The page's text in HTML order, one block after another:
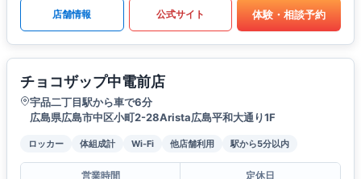
店舗情報 公式サイト 体験・相談予約
チョコザップ中電前店
宇品二丁目駅から車で6分
広島県広島市中区小町2-28Arista広島平和大通り1F
ロッカー 体組成計 Wi-Fi 他店舗利用 駅から5分以内
営業時間
定休日